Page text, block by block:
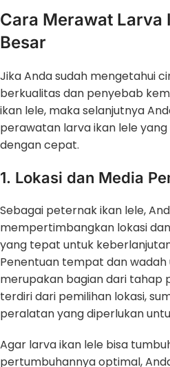
Cara Merawat Larva
Besar
Jika Anda sudah mengetahui
berkualitas dan penyebab
ikan lele, maka selanjutnya
perawatan larva ikan lele
dengan cepat.
1. Lokasi dan Media
Sebagai peternak ikan lele,
mempertimbangkan lokasi
yang tepat untuk
Penentuan tempat dan
merupakan bagian dari tahap
terdiri dari pemilihan lokasi,
peralatan yang diperlukan
Agar larva ikan lele bisa
pertumbuhannya optimal,